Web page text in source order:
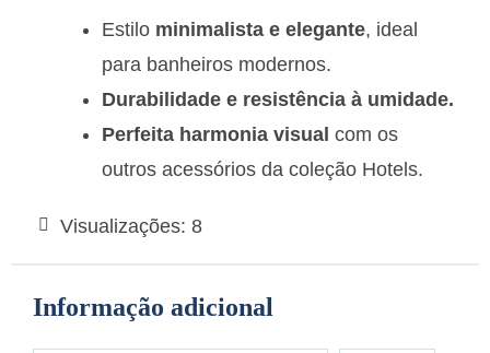
Estilo minimalista e elegante, ideal
para banheiros modernos.
Durabilidade e resistência à umidade.
Perfeita harmonia visual com os
outros acessórios da coleção Hotels.
Visualizações: 8
Informação adicional